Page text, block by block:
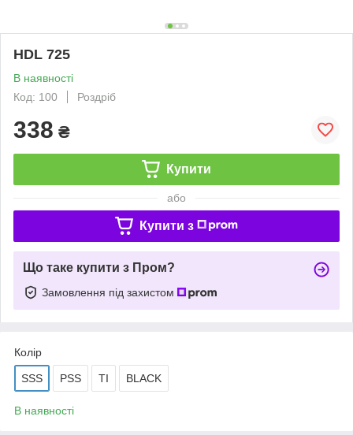
HDL 725
В наявності
Код: 100
Роздріб
338 ₴
Купити
або
Купити з
Що таке купити з Пром?
Замовлення під захистом
Колір
SSS PSS TI BLACK
В наявності